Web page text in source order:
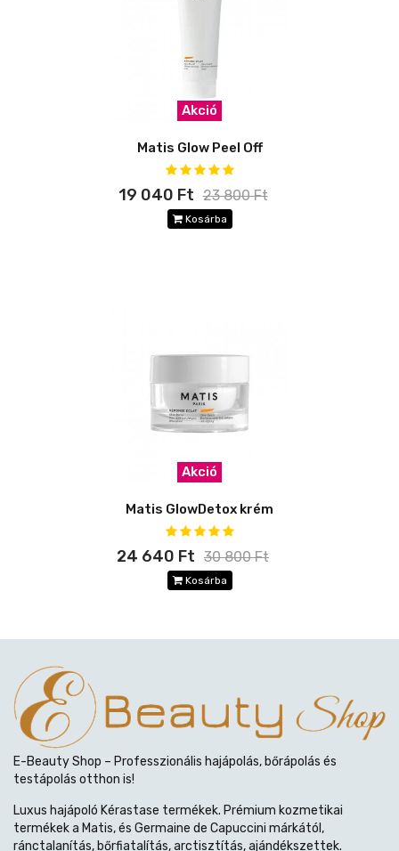
Akció
Matis Glow Peel Off
19 040 Ft 23 800 Ft
Kosárba
Akció
Matis GlowDetox krém
24 640 Ft 30 800 Ft
Kosárba
E-Beauty Shop – Professzionális hajápolás, bőrápolás és
testápolás otthon is!
Luxus hajápoló Kérastase termékek. Prémium kozmetikai
termékek a Matis, és Germaine de Capuccini márkától,
ránctalanítás, bőrfiatalítás, arctisztítás, ajándékszettek.